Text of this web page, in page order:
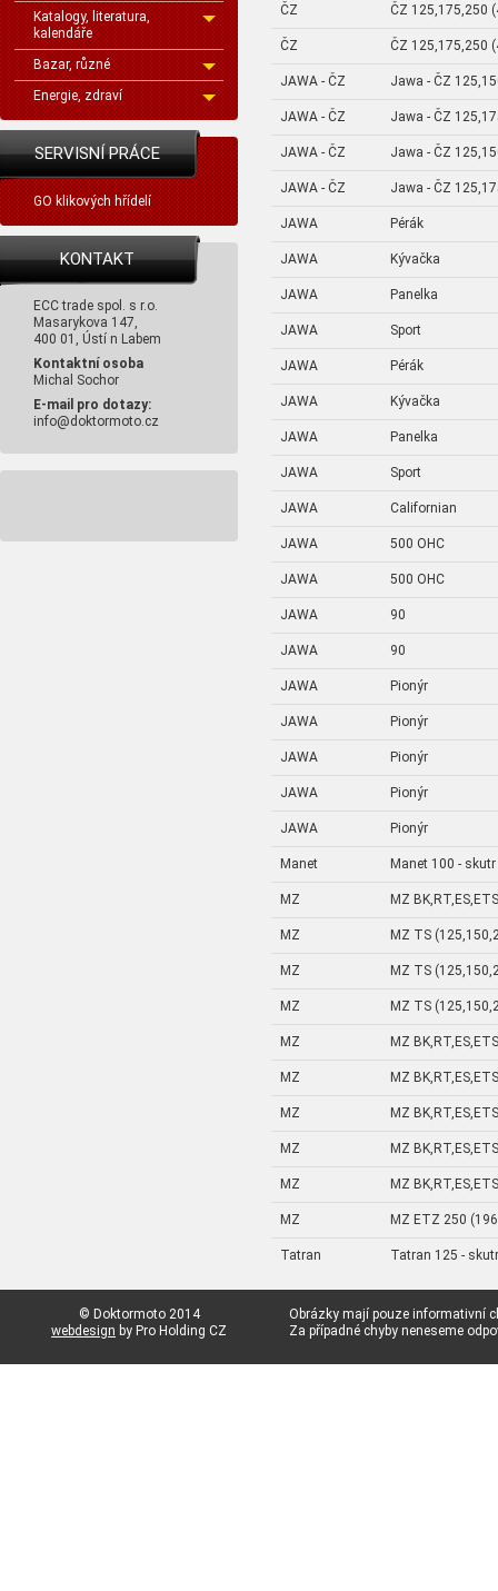
Katalogy, literatura,
kalendáře
Bazar, různé
Energie, zdraví
SERVISNÍ PRÁCE
GO klikových hřídelí
KONTAKT
ECC trade spol. s r.o.
Masarykova 147,
400 01, Ústí n Labem
Kontaktní osoba
Michal Sochor
E-mail pro dotazy:
info@doktormoto.cz
ČZ ČZ 125,175,250
ČZ ČZ 125,175,250
JAWA - ČZ Jawa - ČZ
JAWA - ČZ Jawa - ČZ
JAWA - ČZ Jawa - ČZ
JAWA - ČZ Jawa - ČZ
JAWA Pérák
JAWA Kývačka
JAWA Panelka
JAWA Sport
JAWA Pérák
JAWA Kývačka
JAWA Panelka
JAWA Sport
JAWA Californian
JAWA 500 OHC
JAWA 500 OHC
JAWA 90
JAWA 90
JAWA Pionýr
JAWA Pionýr
JAWA Pionýr
JAWA Pionýr
JAWA Pionýr
Manet Manet 100 - skutr
MZ MZ
MZ MZ TS
MZ MZ TS
MZ MZ TS
MZ MZ
MZ MZ
MZ MZ
MZ MZ
MZ MZ
MZ MZ ETZ 250
Tatran Tatran 125 - skutr
© Doktormoto 2014
webdesign by Pro Holding CZ
Obrázky mají pouze informativní
Za případné chyby neneseme